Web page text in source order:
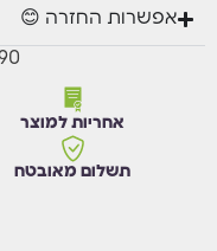
אפשרות החזרה 😊
אחריות למוצר
תשלום מאובטח